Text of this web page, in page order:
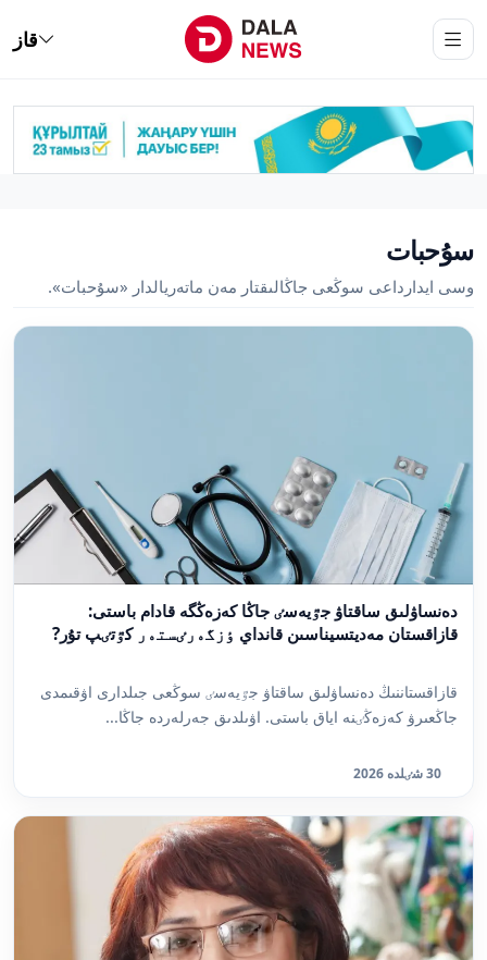
قاز
سۇحبات
وسى ايدارداعى سوڭعى جاڭالىقتار مەن ماتەريالدار «سۇحبات».
دەنساۋلىق ساقتاۋ جٷيەسٸ جاڭا كەزەڭگە قادام باستى:
قازاقستان مەديتسيناسىن قانداي ٶزگەرٸستەر كٷتٸپ تۇر?
قازاقستاننىڭ دەنساۋلىق ساقتاۋ جٷيەسٸ سوڭعى جىلدارى اۋقىمدى
جاڭعىرۋ كەزەڭٸنە اياق باستى. اۋىلدىق جەرلەردە جاڭا...
30 شٸلدە 2026